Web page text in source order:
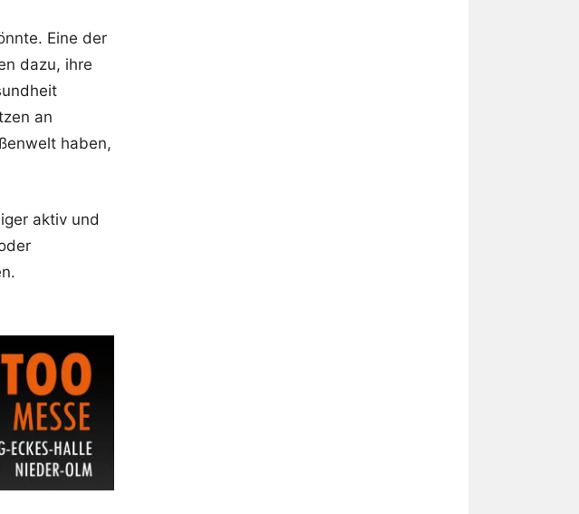
Eine der
dazu, ihre
an
haben,
aktiv und